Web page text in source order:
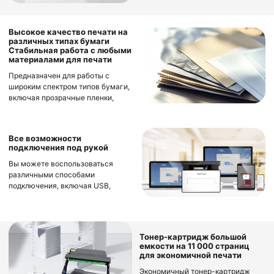
делает эти принтеры идеальными
для интенсивной офисной работы.
Высокое качество печати на
различных типах бумаги
Стабильная работа с любыми
материалами для печати
Предназначен для работы с
широким спектром типов бумаги,
включая прозрачные пленки,
гарантирует, что как плотные, так
и тонкие носители будут
беспрепятственно проходить
через принтер, обеспечивая
стабильную и
Все возможности
подключения под рукой
Вы можете воспользоваться
различными способами
подключения, включая USB,
Fi с помощью Bluetooth, который
позволяет быстро
идентифицировать принтер и
подключить его к вашей сети Wi-
Тонер-картридж большой
емкости на 11 000 страниц
для экономичной печати
Экономичный тонер-картридж